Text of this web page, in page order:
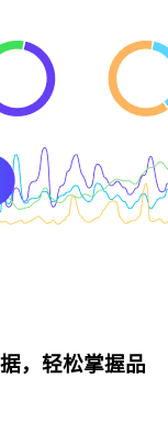
，轻松掌握品